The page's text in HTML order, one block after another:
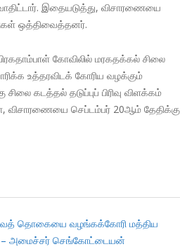
இதையடுத்து, விசாரணையை
ஒத்திவைத்தனர்.
கோவிலில் மரகதக்கல் சிலை
உத்தரவிடக் கோரிய வழக்கும்
கடத்தல் தடுப்புப் பிரிவு விளக்கம்
விசாரணையை செப்டம்பர் 20ஆம் தேதிக்கு
தொகையை வழங்கக்கோரி மத்திய
– அமைச்சர் செங்கோட்டையன்